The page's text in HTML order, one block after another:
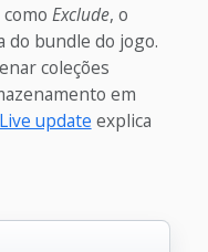
Exclude, o
do bundle do jogo.
coleções
em
update explica